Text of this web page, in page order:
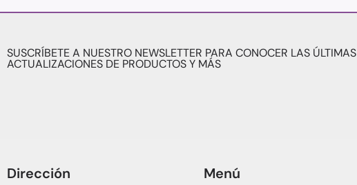
SUSCRÍBETE A NUESTRO NEWSLETTER PARA CONOCER LAS ÚLTIMAS
ACTUALIZACIONES DE PRODUCTOS Y MÁS
Dirección Menú